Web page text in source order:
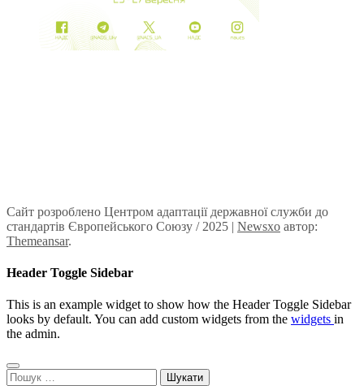
Сайт розроблено Центром адаптації державної служби до
стандартів Європейського Союзу / 2025 | Newsxo автор:
Themeansar.
Header Toggle Sidebar
This is an example widget to show how the Header Toggle Sidebar
looks by default. You can add custom widgets from the widgets in
the admin.